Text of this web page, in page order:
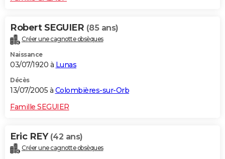
Robert SEGUIER (85 ans)
Créer une cagnotte obsèques
Naissance
03/07/1920 à Lunas
Décès
13/07/2005 à Colombières-sur-Orb
Famille SEGUIER
Eric REY (42 ans)
Créer une cagnotte obsèques